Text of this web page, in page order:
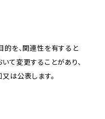
的を、関連性を有すると
て変更することがあり、
は公表します。